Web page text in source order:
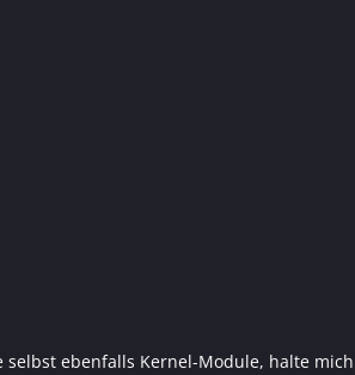
ebenfalls Kernel-Module, halte